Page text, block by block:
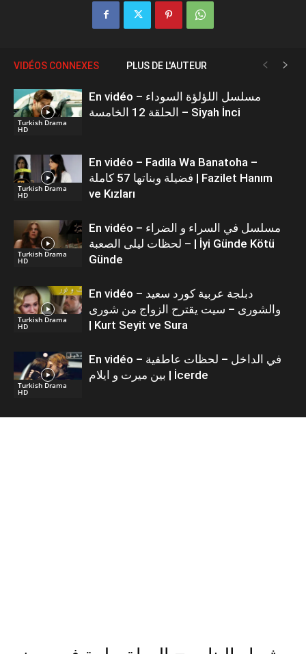
VIDÉOS CONNEXES PLUS DE L'AUTEUR
Turkish Drama
HD
En vidéo – مسلسل اللؤلؤة السوداء
الحلقة 12 الخامسة – Siyah İnci
Turkish Drama
HD
En vidéo – Fadila Wa Banatoha –
فضيلة وبناتها 57 كاملة | Fazilet Hanım
ve Kızları
Turkish Drama
HD
En vidéo – مسلسل في السراء و الضراء
– لحظات ليلى الصعبة | İyi Günde Kötü
Günde
Turkish Drama
HD
En vidéo – دبلجة عربية كورد سعيد
والشورى – سيت يقترح الزواج من شورى
| Kurt Seyit ve Sura
Turkish Drama
HD
En vidéo – في الداخل – لحظات عاطفية
بين ميرت و ايلام | İcerde